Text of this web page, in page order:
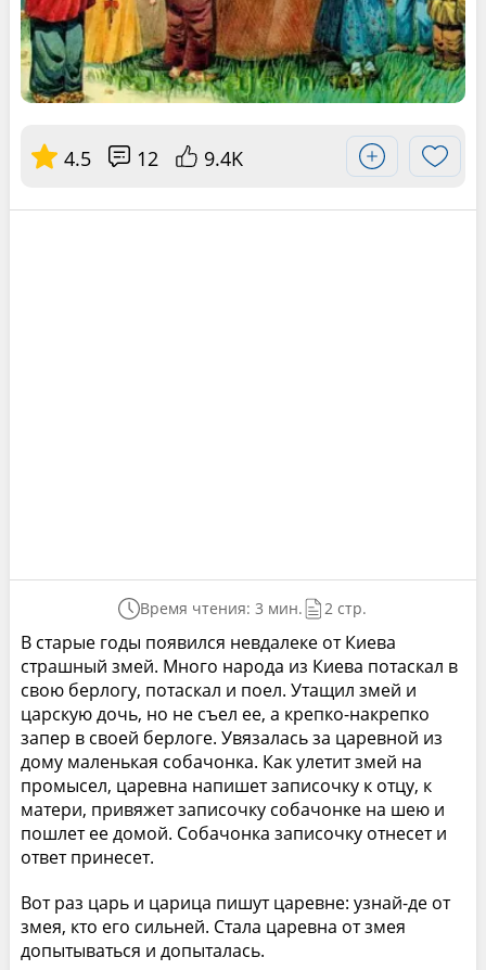
4.5 12 9.4K
Время чтения: 3 мин. 2 стр.
В старые годы появился невдалеке от Киева
страшный змей. Много народа из Киева потаскал в
свою берлогу, потаскал и поел. Утащил змей и
царскую дочь, но не съел ее, а крепко-накрепко
запер в своей берлоге. Увязалась за царевной из
дому маленькая собачонка. Как улетит змей на
промысел, царевна напишет записочку к отцу, к
матери, привяжет записочку собачонке на шею и
пошлет ее домой. Собачонка записочку отнесет и
ответ принесет.
Вот раз царь и царица пишут царевне: узнай-де от
змея, кто его сильней. Стала царевна от змея
допытываться и допыталась.